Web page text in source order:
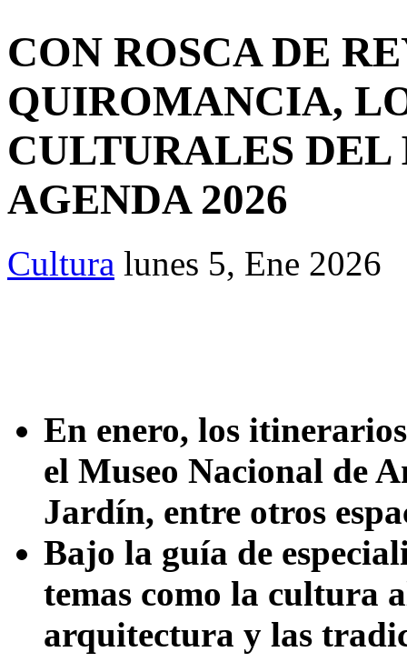
CON ROSCA DE
QUIROMANCIA,
CULTURALES DEL
AGENDA 2026
Cultura lunes 5, Ene 2026
En enero, los
el Museo Nacional de
Jardín, entre otros
Bajo la guía de
temas como la cultura
arquitectura y las